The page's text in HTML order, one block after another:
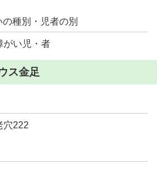
種別・児者の別
がい児・者
ス金足
穴222